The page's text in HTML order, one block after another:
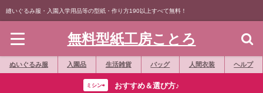
縫いぐるみ服・入園入学用品等の型紙・作り方190以上すべて無料！
無料型紙工房ことろ
ぬいぐるみ服 入園品 生活雑貨 バッグ 人間衣装 ヘルプ
ミシン⇨ おすすめ＆選び方♪